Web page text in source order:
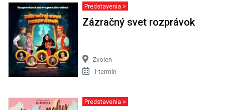
Predstavenia >
Zázračný svet rozprávok
Zvolen
1 termín
Predstavenia >